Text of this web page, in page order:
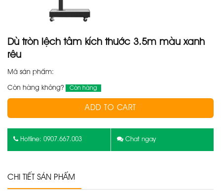
Dù tròn lệch tâm kích thước 3.5m màu xanh
rêu
Mã sản phẩm:
Còn hàng không? Còn hàng
ADD TO CART
Hotline: 0907.667.003 Chat ngay
CHI TIẾT SẢN PHẨM